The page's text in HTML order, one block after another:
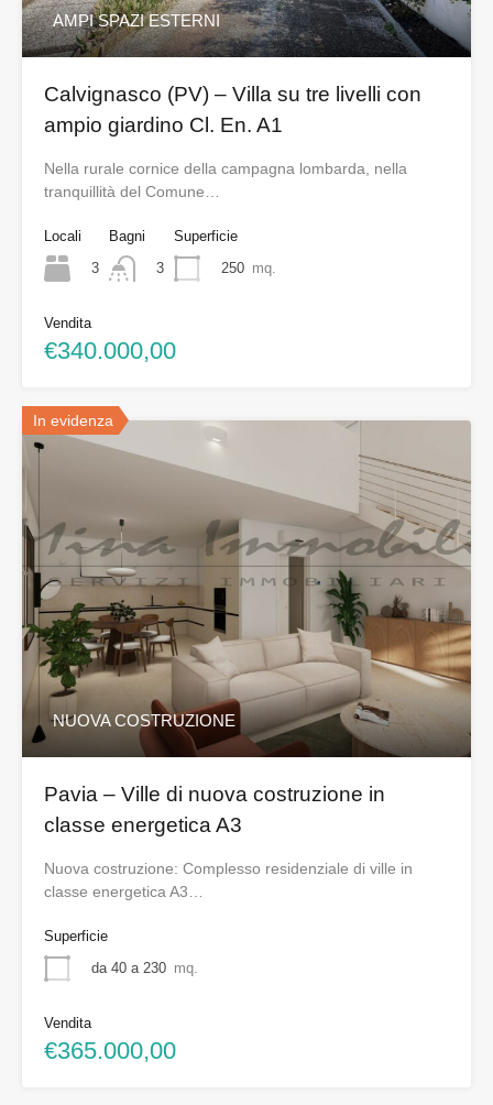
AMPI SPAZI ESTERNI
Calvignasco (PV) – Villa su tre livelli con
ampio giardino Cl. En. A1
Nella rurale cornice della campagna lombarda, nella
tranquillità del Comune…
Locali
3
Bagni
3
Superficie
250 mq.
Vendita
€340.000,00
In evidenza
NUOVA COSTRUZIONE
Pavia – Ville di nuova costruzione in
classe energetica A3
Nuova costruzione: Complesso residenziale di ville in
classe energetica A3…
Superficie
da 40 a 230 mq.
Vendita
€365.000,00